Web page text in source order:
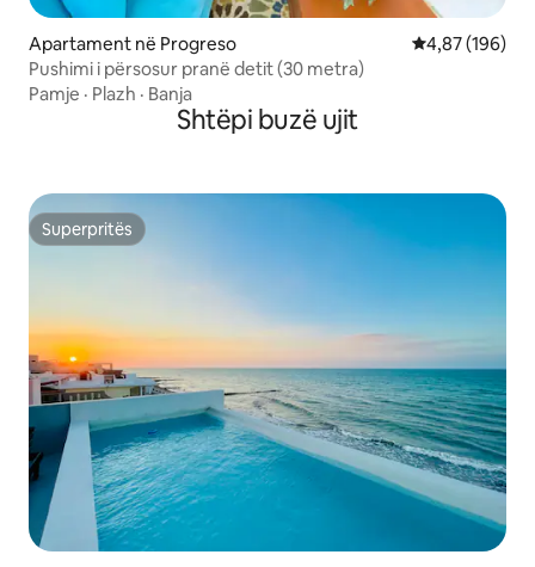
Apartament në Progreso Vlerësimi
4,87 (196)
Pushimi i përsosur pranë detit (30 metra)
Pamje · Plazh · Banja
Shtëpi buzë ujit
Superpritës
Superpritës